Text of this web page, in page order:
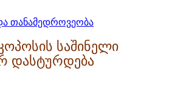
თანამედროვეობა
საშინელი
დასტურდება